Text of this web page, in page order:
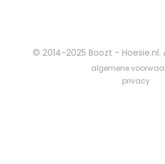
© 2014-2025 Boozt - Hoesie.nl.
algemene
privacy